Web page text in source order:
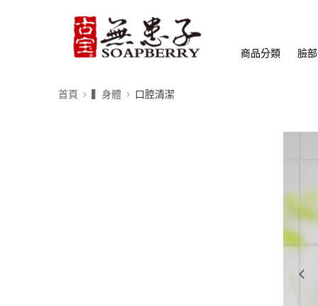
商品分類 臉
首頁 ▍身體 口腔清潔